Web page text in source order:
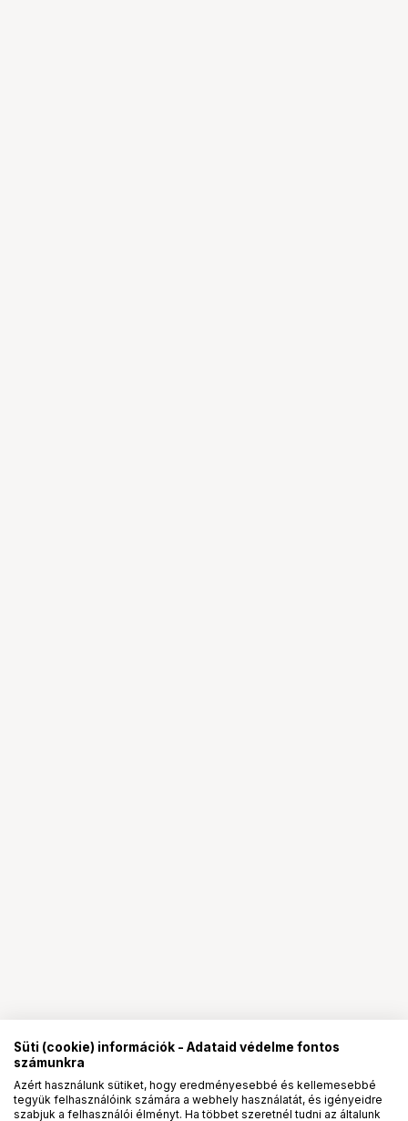
Süti (cookie) információk - Adataid védelme fontos
számunkra
Azért használunk sütiket, hogy eredményesebbé és kellemesebbé
tegyük felhasználóink számára a webhely használatát, és igényeidre
szabjuk a felhasználói élményt. Ha többet szeretnél tudni az általunk